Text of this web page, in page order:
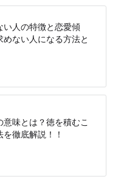
い人の特徴と恋愛傾
めない人になる方法と
意味とは？徳を積むこ
徹底解説！！